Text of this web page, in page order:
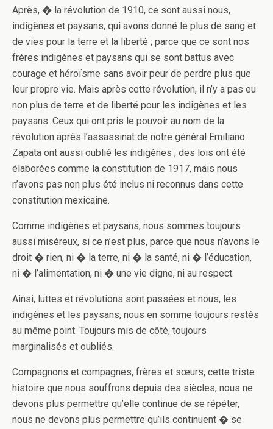
Après, � la révolution de 1910, ce sont aussi nous,
indigènes et paysans, qui avons donné le plus de sang et
de vies pour la terre et la liberté ; parce que ce sont nos
frères indigènes et paysans qui se sont battus avec
courage et héroïsme sans avoir peur de perdre plus que
leur propre vie. Mais après cette révolution, il n’y a pas eu
non plus de terre et de liberté pour les indigènes et les
paysans. Ceux qui o­nt pris le pouvoir au nom de la
révolution après l’assassinat de notre général Emiliano
Zapata o­nt aussi oublié les indigènes ; des lois o­nt été
élaborées comme la constitution de 1917, mais nous
n’avons pas non plus été inclus ni reconnus dans cette
constitution mexicaine.
Comme indigènes et paysans, nous sommes toujours
aussi miséreux, si ce n’est plus, parce que nous n’avons le
droit � rien, ni � la terre, ni � la santé, ni � l’éducation,
ni � l’alimentation, ni � une vie digne, ni au respect.
Ainsi, luttes et révolutions sont passées et nous, les
indigènes et les paysans, nous en somme toujours restés
au même point. Toujours mis de côté, toujours
marginalisés et oubliés.
Compagnons et compagnes, frères et sœurs, cette triste
histoire que nous souffrons depuis des siècles, nous ne
devons plus permettre qu’elle continue de se répéter,
nous ne devons plus permettre qu’ils continuent � se